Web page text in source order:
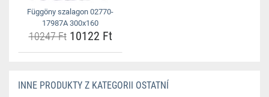
Függöny szalagon 02770-
17987A 300x160
10247 Ft10122 Ft
INNE PRODUKTY Z KATEGORII OSTATNÍ